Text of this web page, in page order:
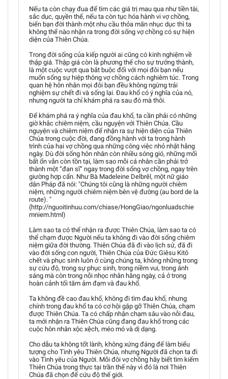
Nếu ta còn chạy đua để tìm các giá trị mau qua như tiền tài,
sắc dục, quyền thế, nếu ta còn tục hóa hành vi vợ chồng,
biến bạn đời thành một nhu cầu thỏa mãn nhục dục thì ta
không thể nào nhận ra trong đời sống vợ chồng có sự hiện
diện của Thiên Chúa.
Trong đời sống của kiếp người ai cũng có kinh nghiệm về
thập giá. Thập giá còn là phương thế cho sự trưởng thành,
là một cuộc vượt qua bắt buộc đối với mọi đôi bạn nếu
muốn sống sự hiệp thông vợ chồng cách nghiêm túc. Trong
quan hệ hôn nhân mọi đôi bạn đều không ngừng trải
nghiệm sự chết đi và sống lại. Đau khổ có ý nghĩa của nó,
nhưng người ta chỉ khám phá ra sau đó mà thôi.
Để khám phá ra ý nghĩa của đau khổ, ta cần phải có những
giờ khắc chiêm niệm, cầu nguyện với Thiên Chúa. Cầu
nguyện và chiêm niệm để nhận ra sự hiện diện của Thiên
Chúa trong cuộc đời, đang đồng hành với ta trong hành
trình của hai vợ chồng qua những công việc nhỏ nhặt hằng
ngày. Dù đời sống hôn nhân còn nhiều sóng gió, những mối
bất ổn vẫn còn tồn tại, làm sao mỗi cá nhân cần phải trở
thành một “đan sĩ” ngay trong đời sống vợ chồng, ngay trên
giường hợp cẩn. Như Bà Madeleine Delbrêl, một nữ giáo
dân Pháp đã nói: "Chúng tôi cũng là những người chiêm
niệm, những người chiêm niệm bên vệ đường (au bord de la
route). "
(http://nguoitinhuu.com/chiase/HongGiao/ngonluadschie
mniem.html)
Làm sao ta có thể nhận ra được Thiên Chúa, làm sao ta có
thể chạm được Người nếu ta không đi vào đời sống chiêm
niệm giữa đời thường. Thiên Chúa đã đi vào lịch sử, đã đi
vào đời sống con người, Thiên Chúa của Đức Giêsu Kitô
chết và phục sinh luôn ở cùng chúng ta, không những trong
sự cứu độ, trong sự phục sinh, trong niềm vui, trong ánh
sáng mà còn trong nỗi nhọc nhằn hằng ngày, cả ở trong
hoàn cảnh tối tăm ảm đạm và đau khổ.
Ta không đề cao đau khổ, không đi tìm đau khổ, nhưng
chính trong đau khổ ta có cơ hội gặp gỡ Thiên Chúa, chạm
được Thiên Chúa. Ta có chấp nhận chạm sâu vào nỗi đau,
ta mới nhận ra Thiên Chúa cũng đang đau khổ trong các
cuộc hôn nhân xộc xệch, méo mó và dị dạng.
Cho dẫu ta không tốt lành, không xứng đáng để làm biểu
tượng cho Tình yêu Thiên Chúa, nhưng Người đã chọn ta đi
vào Tình yêu của Người. Mỗi đôi vợ chồng hãy biết tìm kiếm
Thiên Chúa trong thực tại trần thế này vì đó là nơi Thiên
Chúa đã chọn để cứu độ thế giới.